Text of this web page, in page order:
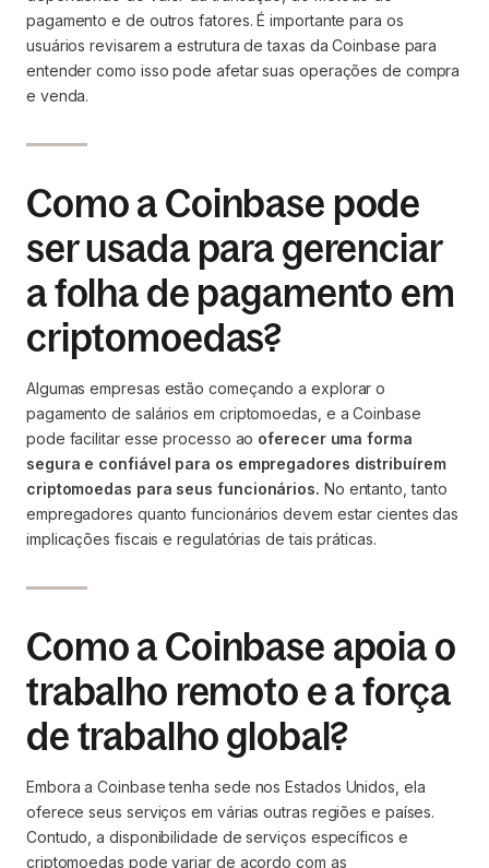
pagamento e de outros fatores. É importante para os
usuários revisarem a estrutura de taxas da Coinbase para
entender como isso pode afetar suas operações de compra
e venda.
Como a Coinbase pode
ser usada para gerenciar
a folha de pagamento em
criptomoedas?
Algumas empresas estão começando a explorar o
pagamento de salários em criptomoedas, e a Coinbase
pode facilitar esse processo ao oferecer uma forma
segura e confiável para os empregadores distribuírem
criptomoedas para seus funcionários. No entanto, tanto
empregadores quanto funcionários devem estar cientes das
implicações fiscais e regulatórias de tais práticas.
Como a Coinbase apoia o
trabalho remoto e a força
de trabalho global?
Embora a Coinbase tenha sede nos Estados Unidos, ela
oferece seus serviços em várias outras regiões e países.
Contudo, a disponibilidade de serviços específicos e
criptomoedas pode variar de acordo com as